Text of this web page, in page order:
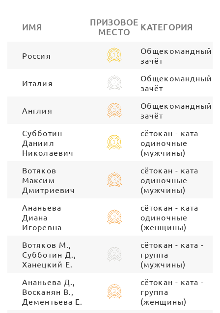
ИМЯ
ПРИЗОВОЕ
МЕСТО
КАТЕГОРИЯ
Россия
Общекомандный
зачёт
Италия
Общекомандный
зачёт
Англия
Общекомандный
зачёт
Субботин
Даниил
Николаевич
сётокан - ката
одиночные
(мужчины)
Вотяков
Максим
Дмитриевич
сётокан - ката
одиночные
(мужчины)
Ананьева
Диана
Игоревна
сётокан - ката
одиночные
(женщины)
Вотяков М.,
Субботин Д.,
Ханецкий Е.
сётокан - ката -
группа
(мужчины)
Ананьева Д.,
Восканян В.,
Дементьева Е.
сётокан - ката -
группа
(женщины)